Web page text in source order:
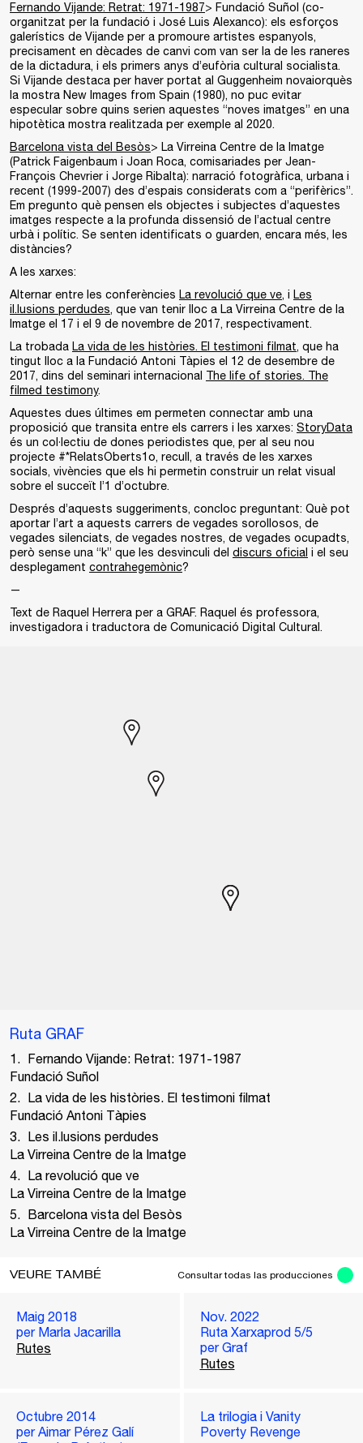
Fernando Vijande: Retrat: 1971-1987> Fundació Suñol (co-
organitzat per la fundació i José Luis Alexanco): els esforços
galerístics de Vijande per a promoure artistes espanyols,
precisament en dècades de canvi com van ser la de les raneres
de la dictadura, i els primers anys d’eufòria cultural socialista.
Si Vijande destaca per haver portat al Guggenheim novaiorquès
la mostra New Images from Spain (1980), no puc evitar
especular sobre quins serien aquestes “noves imatges” en una
hipotètica mostra realitzada per exemple al 2020.
Barcelona vista del Besòs> La Virreina Centre de la Imatge
(Patrick Faigenbaum i Joan Roca, comisariades per Jean-
François Chevrier i Jorge Ribalta): narració fotogràfica, urbana i
recent (1999-2007) des d’espais considerats com a “perifèrics”.
Em pregunto què pensen els objectes i subjectes d’aquestes
imatges respecte a la profunda dissensió de l’actual centre
urbà i polític. Se senten identificats o guarden, encara més, les
distàncies?
A les xarxes:
Alternar entre les conferències La revolució que ve, i Les
il.lusions perdudes, que van tenir lloc a La Virreina Centre de la
Imatge el 17 i el 9 de novembre de 2017, respectivament.
La trobada La vida de les històries. El testimoni filmat, que ha
tingut lloc a la Fundació Antoni Tàpies el 12 de desembre de
2017, dins del seminari internacional The life of stories. The
filmed testimony.
Aquestes dues últimes em permeten connectar amb una
proposició que transita entre els carrers i les xarxes: StoryData
és un col·lectiu de dones periodistes que, per al seu nou
projecte #*RelatsOberts1o, recull, a través de les xarxes
socials, vivències que els hi permetin construir un relat visual
sobre el succeït l’1 d’octubre.
Després d’aquests suggeriments, concloc preguntant: Què pot
aportar l’art a aquests carrers de vegades sorollosos, de
vegades silenciats, de vegades nostres, de vegades ocupadts,
però sense una “k” que les desvinculi del discurs oficial i el seu
desplegament contrahegemònic?
—
Text de Raquel Herrera per a GRAF. Raquel és professora,
investigadora i traductora de Comunicació Digital Cultural.
Ruta GRAF
Fernando Vijande: Retrat: 1971-1987
Fundació Suñol
La vida de les històries. El testimoni filmat
Fundació Antoni Tàpies
Les il.lusions perdudes
La Virreina Centre de la Imatge
La revolució que ve
La Virreina Centre de la Imatge
Barcelona vista del Besòs
La Virreina Centre de la Imatge
VEURE TAMBÉ Consultar todas las producciones
Maig 2018
per Marla Jacarilla
Rutes
Nov. 2022
Ruta Xarxaprod 5/5
per Graf
Rutes
Octubre 2014
per Aimar Pérez Galí
La trilogia i Vanity
Poverty Revenge